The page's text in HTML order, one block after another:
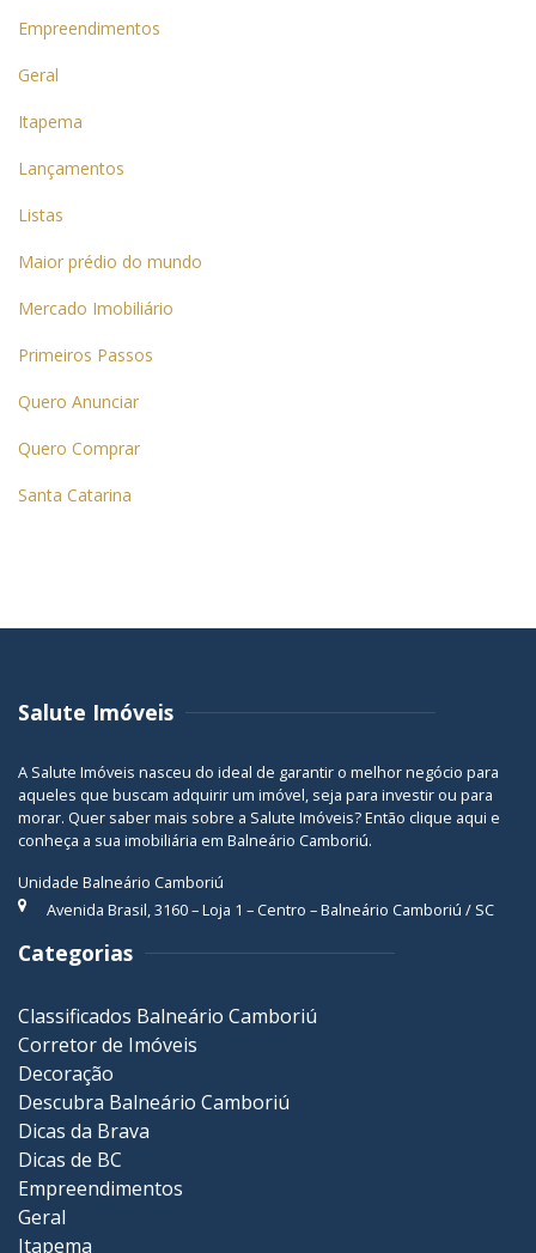
Empreendimentos
Geral
Itapema
Lançamentos
Listas
Maior prédio do mundo
Mercado Imobiliário
Primeiros Passos
Quero Anunciar
Quero Comprar
Santa Catarina
Salute Imóveis
A Salute Imóveis nasceu do ideal de garantir o melhor negócio para
aqueles que buscam adquirir um imóvel, seja para investir ou para
morar. Quer saber mais sobre a Salute Imóveis? Então clique aqui e
conheça a sua imobiliária em Balneário Camboriú.
Unidade Balneário Camboriú
Avenida Brasil, 3160 – Loja 1 – Centro – Balneário Camboriú / SC
Categorias
Classificados Balneário Camboriú
Corretor de Imóveis
Decoração
Descubra Balneário Camboriú
Dicas da Brava
Dicas de BC
Empreendimentos
Geral
Itapema